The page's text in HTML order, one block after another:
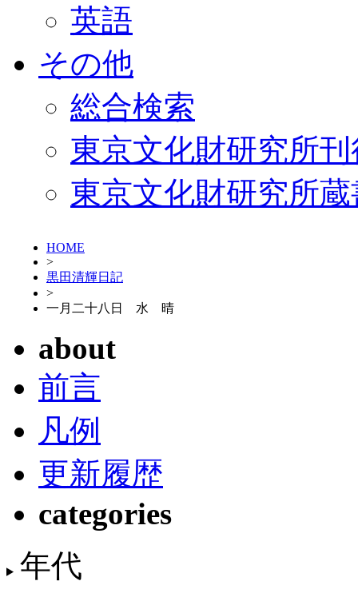
英語
その他
総合検索
東京文化財研究所
東京文化財研究所
HOME
>
黒田清輝日記
>
一月二十八日 水 晴
about
前言
凡例
更新履歴
categories
年代